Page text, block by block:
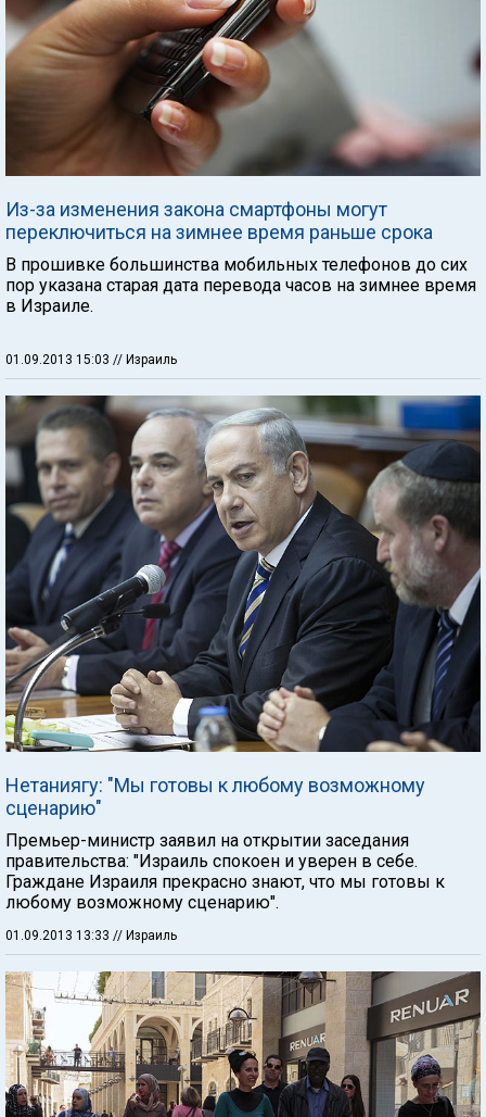
Из-за изменения закона смартфоны могут
переключиться на зимнее время раньше срока
В прошивке большинства мобильных телефонов до сих
пор указана старая дата перевода часов на зимнее время
в Израиле.
01.09.2013 15:03 // Израиль
Нетаниягу: "Мы готовы к любому возможному
сценарию"
Премьер-министр заявил на открытии заседания
правительства: "Израиль спокоен и уверен в себе.
Граждане Израиля прекрасно знают, что мы готовы к
любому возможному сценарию".
01.09.2013 13:33 // Израиль